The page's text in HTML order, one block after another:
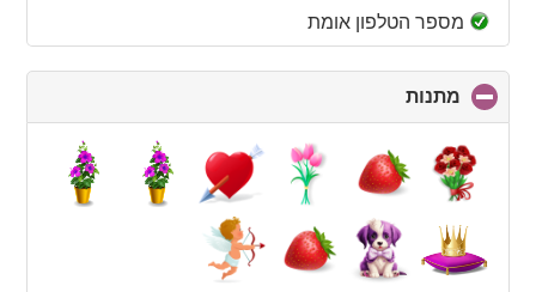
מספר הטלפון אומת
מתנות
to
contents